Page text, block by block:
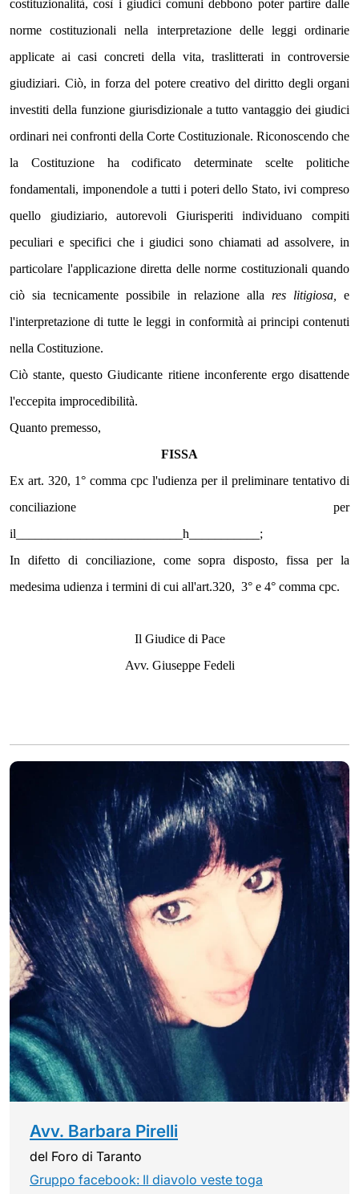
costituzionalità, così i giudici comuni debbono poter partire dalle
norme costituzionali nella interpretazione delle leggi ordinarie
applicate ai casi concreti della vita, traslitterati in controversie
giudiziari. Ciò, in forza del potere creativo del diritto degli organi
investiti della funzione giurisdizionale a tutto vantaggio dei giudici
ordinari nei confronti della Corte Costituzionale. Riconoscendo che
la Costituzione ha codificato determinate scelte politiche
fondamentali, imponendole a tutti i poteri dello Stato, ivi compreso
quello giudiziario, autorevoli Giurisperiti individuano compiti
peculiari e specifici che i giudici sono chiamati ad assolvere, in
particolare l'applicazione diretta delle norme costituzionali quando
ciò sia tecnicamente possibile in relazione alla res litigiosa,
e
l'interpretazione di tutte le leggi in conformità ai principi contenuti
nella Costituzione.
Ciò stante, questo Giudicante ritiene inconferente ergo disattende
l'eccepita improcedibilità.
Quanto premesso,
FISSA
Ex art. 320, 1° comma cpc l'udienza per il preliminare tentativo di
conciliazione per
il__________________________h___________;
In difetto di conciliazione, come sopra disposto, fissa per la
medesima udienza i termini di cui all'art.320,  3° e 4° comma cpc.
Il Giudice di Pace
Avv. Giuseppe Fedeli
Avv. Barbara Pirelli
del Foro di Taranto
Gruppo facebook: Il diavolo veste toga